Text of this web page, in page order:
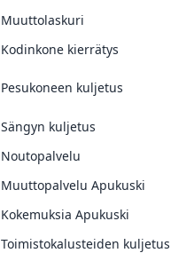
Muuttolaskuri
Kodinkone kierrätys
Pesukoneen kuljetus
Sängyn kuljetus
Noutopalvelu
Muuttopalvelu Apukuski
Kokemuksia Apukuski
Toimistokalusteiden kuljetus